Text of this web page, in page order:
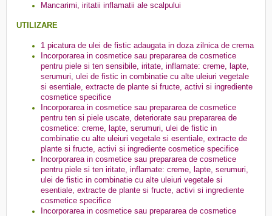
Mancarimi, iritatii inflamatii ale scalpului
UTILIZARE
1 picatura de ulei de fistic adaugata in doza zilnica de crema
Incorporarea in cosmetice sau prepararea de cosmetice
pentru piele si ten sensibile, iritate, inflamate: creme, lapte,
serumuri, ulei de fistic in combinatie cu alte uleiuri vegetale
si esentiale, extracte de plante si fructe, activi si ingrediente
cosmetice specifice
Incorporarea in cosmetice sau prepararea de cosmetice
pentru ten si piele uscate, deteriorate sau prepararea de
cosmetice: creme, lapte, serumuri, ulei de fistic in
combinatie cu alte uleiuri vegetale si esentiale, extracte de
plante si fructe, activi si ingrediente cosmetice specifice
Incorporarea in cosmetice sau prepararea de cosmetice
pentru piele si ten iritate, inflamate: creme, lapte, serumuri,
ulei de fistic in combinatie cu alte uleiuri vegetale si
esentiale, extracte de plante si fructe, activi si ingrediente
cosmetice specifice
Incorporarea in cosmetice sau prepararea de cosmetice